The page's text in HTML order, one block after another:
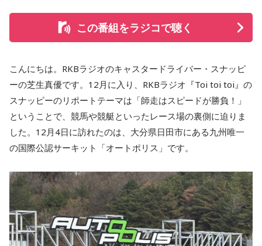
この番組をラジコで聴く
こんにちは。RKBラジオのキャスタードライバー・スナッピ
ーの芝生真優です。12月に入り、RKBラジオ『Toi toi toi』の
スナッピーのリポートテーマは「師走はスピードが勝負！」
ということで、競馬や競艇といったレース場の裏側に迫りま
した。12月4日に訪れたのは、大分県日田市にある九州唯一
の国際公認サーキット「オートポリス」です。